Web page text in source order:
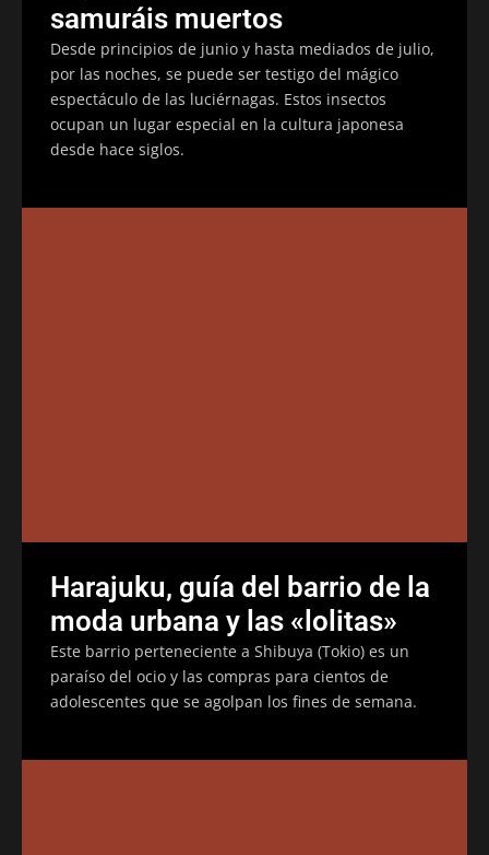
samuráis muertos
Desde principios de junio y hasta mediados de julio,
por las noches, se puede ser testigo del mágico
espectáculo de las luciérnagas. Estos insectos
ocupan un lugar especial en la cultura japonesa
desde hace siglos.
Harajuku, guía del barrio de la
moda urbana y las «lolitas»
Este barrio perteneciente a Shibuya (Tokio) es un
paraíso del ocio y las compras para cientos de
adolescentes que se agolpan los fines de semana.